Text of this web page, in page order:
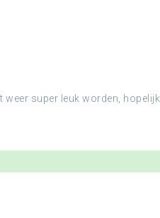
weer super leuk worden, hopelijk